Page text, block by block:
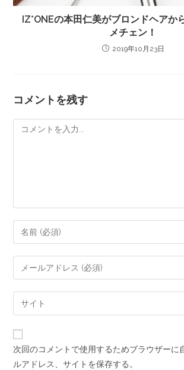
IZ*ONEの本田仁美がブロンドヘアか
メチェン！
2019年10月23日
コメントを残す
次回のコメントで使用するためブラウザーに
ルアドレス、サイトを保存する。